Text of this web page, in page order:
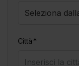
Città